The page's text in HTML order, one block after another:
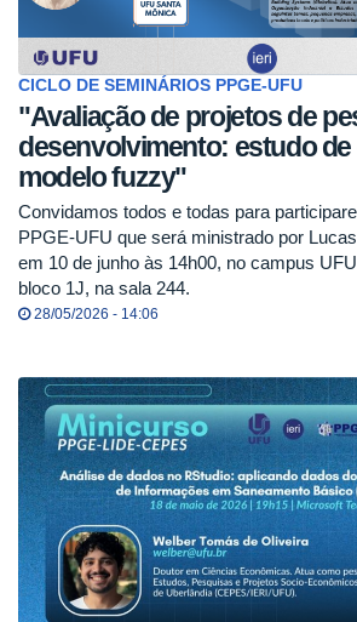
CICLO DE SEMINÁRIOS PPGE-UFU
"Avaliação de projetos de
desenvolvimento: estudo
modelo fuzzy"
Convidamos todos e todas para
PPGE-UFU que será ministrado por
em 10 de junho às 14h00, no campus
bloco 1J, na sala 244.
28/05/2026 - 14:06